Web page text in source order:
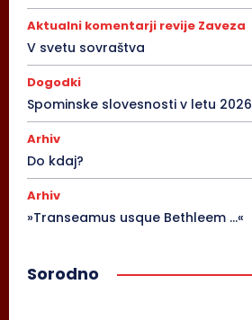
Aktualni komentarji revije Zaveza
V svetu sovraštva
Dogodki
Spominske slovesnosti v letu 2026
Arhiv
Do kdaj?
Arhiv
»Transeamus usque Bethleem …«
Sorodno